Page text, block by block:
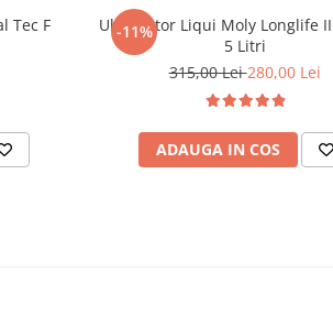
Tec F
-11%
Ulei motor Liqui Moly Longlife
5 Litri
315,00 Lei280,00 Lei
ADAUGA IN COS